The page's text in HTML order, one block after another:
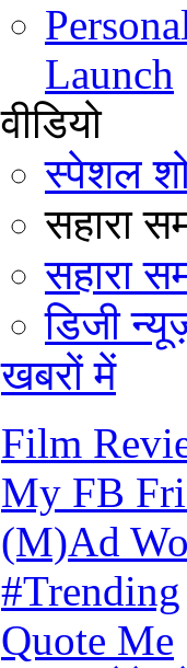
Launch
वीडियो
स्पेशल
सहारा
सहारा
डिजी
खबरों में
Film
My FB
(M)Ad
#Trending
Quote Me